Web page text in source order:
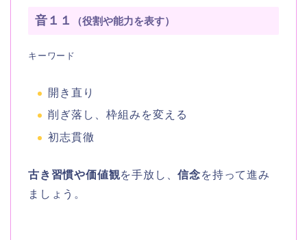
音１１ （役割や能力を表す）
キーワード
開き直り
削ぎ落し、枠組みを変える
初志貫徹
古き習慣や価値観を手放し、信念を持って進み
ましょう。